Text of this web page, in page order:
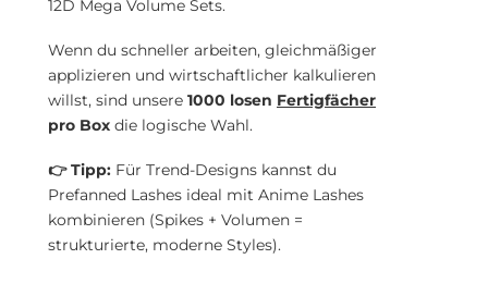
12D Mega Volume Sets.
Wenn du schneller arbeiten, gleichmäßiger
applizieren und wirtschaftlicher kalkulieren
willst, sind unsere 1000 losen Fertigfächer
pro Box die logische Wahl.
👉 Tipp: Für Trend-Designs kannst du
Prefanned Lashes ideal mit Anime Lashes
kombinieren (Spikes + Volumen =
strukturierte, moderne Styles).